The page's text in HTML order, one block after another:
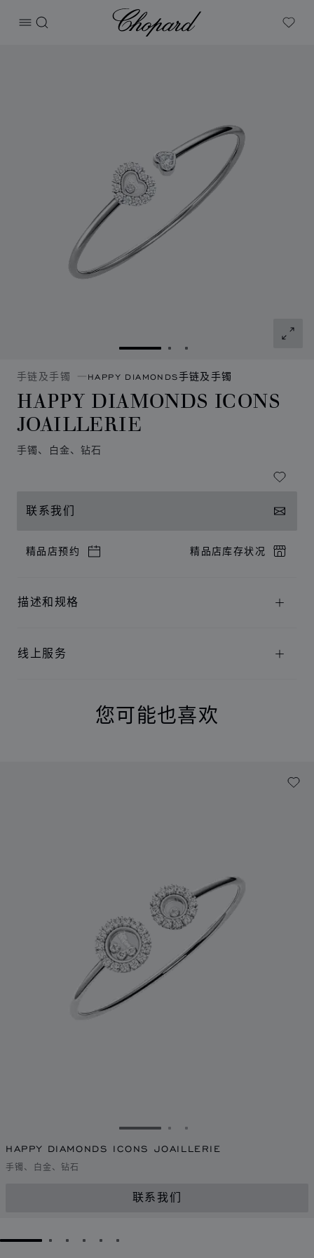
打开菜单
搜索
Chopard
My
转到幻灯片 1转到幻灯片 2
转到幻灯片 3
手链及手镯 HAPPY DIAMONDS手链及手镯
HAPPY DIAMONDS ICONS
JOAILLERIE
手镯、白金、钻石
联系我们
精品店预约 精品店库存状况
描述和规格
线上服务
您可能也喜欢
转到幻灯片 1转到幻灯片 2
转到幻灯片 3
HAPPY DIAMONDS ICONS JOAILLERIE
手镯、白金、钻石
联系我们
GO TO SLIDE 1GO TO SLIDE 2
GO TO SLIDE 3
GO TO SLIDE 4
GO TO SLIDE 5
GO TO SLIDE 6